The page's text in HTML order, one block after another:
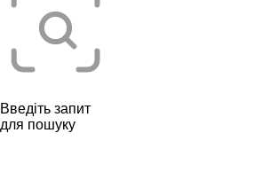
Введіть запит
для пошуку